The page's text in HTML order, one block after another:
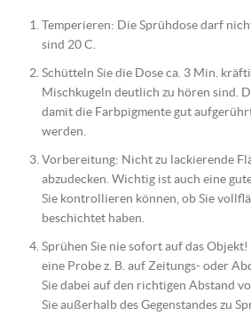
Temperieren: Die Sprühdose darf
sind 20 C.
Schütteln Sie die Dose ca. 3 Min.
Mischkugeln deutlich zu hören sind.
damit die Farbpigmente gut
werden.
Vorbereitung: Nicht zu lackierende
abzudecken. Wichtig ist auch eine
Sie kontrollieren können, ob Sie
beschichtet haben.
Sprühen Sie nie sofort auf das
eine Probe z. B. auf Zeitungs- oder
Sie dabei auf den richtigen Abstand
Sie außerhalb des Gegenstandes zu